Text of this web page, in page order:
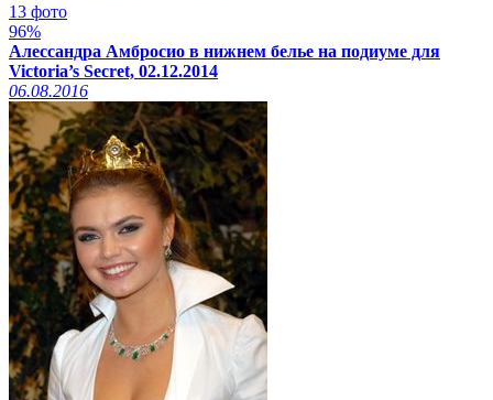
13 фото
96%
Алессандра Амбросио в нижнем белье на подиуме для
Victoria’s Secret, 02.12.2014
06.08.2016